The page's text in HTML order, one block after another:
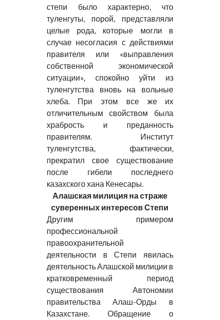
степи было характерно, что
туленгуты, порой, представляли
целые рода, которые могли в
случае несогласия с действиями
правителя или «выправления
собственной экономической
ситуации», спокойно уйти из
туленгутства вновь на вольные
хлеба. При этом все же их
отличительным свойством была
храбрость и преданность
правителям. Институт
туленгутства, фактически,
прекратил свое существование
после гибели последнего
казахского хана Кенесары.
Алашская милиция на страже
суверенных интересов Степи
Другим примером
профессиональной
правоохранительной
деятельности в Степи явилась
деятельность Алашской милиции в
кратковременный период
существования Автономии
правительства Алаш-Орды в
Казахстане. Обращение о